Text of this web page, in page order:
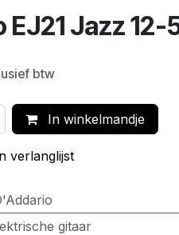
EJ21 Jazz 12-
btw
In winkelmandje
verlanglijst
gitaar